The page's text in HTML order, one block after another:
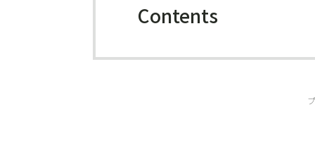
Contents